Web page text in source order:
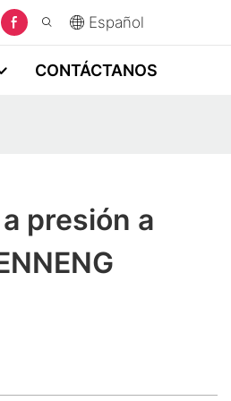
Español
CONTÁCTANOS
presión a